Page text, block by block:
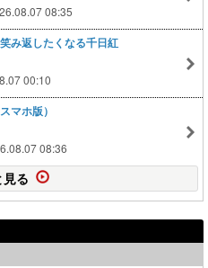
08:35
み返したくなる千日紅
00:10
マホ版）
08:36
見る